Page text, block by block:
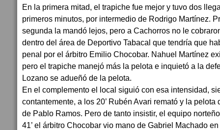
En la primera mitad, el trapiche fue mejor y tuvo dos
primeros minutos, por intermedio de Rodrigo Martínez.
segunda la mandó lejos, pero a Cachorros no le
dentro del área de Deportivo Tabacal que tendría que
penal por el árbitro Emilio Chocobar. Nahuel Martínez
pero el trapiche manejó más la pelota e inquietó a la
Lozano se adueñó de la pelota.
En el complemento el local siguió con esa intensidad,
contantemente, a los 20’ Rubén Avari remató y la
de Pablo Ramos. Pero de tanto insistir, el equipo
41’ el árbitro Chocobar vio mano de Gabriel Machado